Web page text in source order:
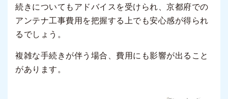
続きについてもアドバイスを受けられ、京都府での
アンテナ工事費用を把握する上でも安心感が得られ
るでしょう。
複雑な手続きが伴う場合、費用にも影響が出ること
があります。